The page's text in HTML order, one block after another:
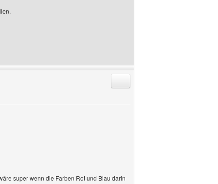
super wenn die Farben Rot und Blau darin